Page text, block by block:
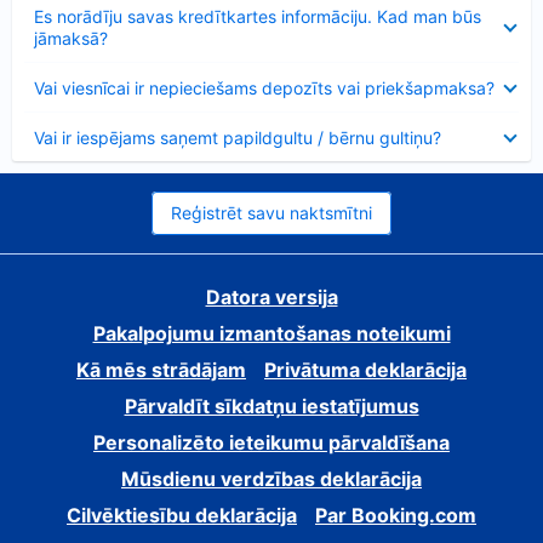
Es norādīju savas kredītkartes informāciju. Kad man būs
jāmaksā?
Vai viesnīcai ir nepieciešams depozīts vai priekšapmaksa?
Vai ir iespējams saņemt papildgultu / bērnu gultiņu?
Reģistrēt savu naktsmītni
Datora versija
Pakalpojumu izmantošanas noteikumi
Kā mēs strādājam
Privātuma deklarācija
Pārvaldīt sīkdatņu iestatījumus
Personalizēto ieteikumu pārvaldīšana
Mūsdienu verdzības deklarācija
Cilvēktiesību deklarācija
Par Booking.com